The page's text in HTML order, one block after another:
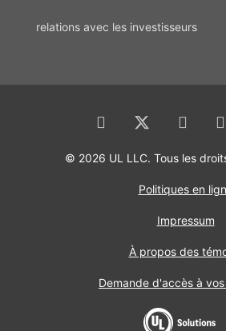
relations avec les investisseurs
© 2026 UL LLC. Tous les
Politiques en
Impressum
À propos des
Demande d'accès à